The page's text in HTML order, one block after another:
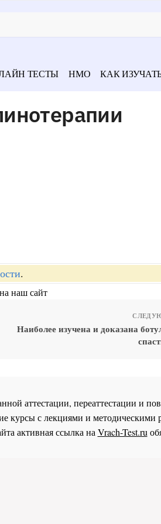
ТЕСТЫ НМО КАК
.
наш сайт
Наиболее изучена и доказана
аттестации, переаттестации и
курсы с лекциями и методическими
активная ссылка на Vrach-Test.ru